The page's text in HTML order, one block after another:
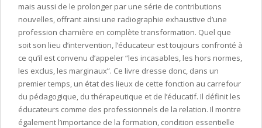
mais aussi de le prolonger par une série de contributions
nouvelles, offrant ainsi une radiographie exhaustive d’une
profession charnière en complète transformation. Quel que
soit son lieu d’intervention, l’éducateur est toujours confronté à
ce qu’il est convenu d’appeler “les incasables, les hors normes,
les exclus, les marginaux”. Ce livre dresse donc, dans un
premier temps, un état des lieux de cette fonction au carrefour
du pédagogique, du thérapeutique et de l’éducatif. Il définit les
éducateurs comme des professionnels de la relation. Il montre
également l’importance de la formation, condition essentielle